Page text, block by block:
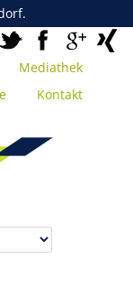
Mediathek
Kontakt